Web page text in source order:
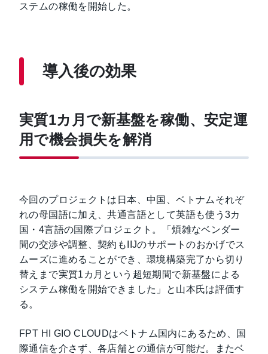
ステムの稼働を開始した。
導入後の効果
実質1カ月で新基盤を稼働、安定運
用で機会損失を解消
今回のプロジェクトは日本、中国、ベトナムそれぞ
れの母国語に加え、共通言語として英語も使う3カ
国・4言語の国際プロジェクト。「煩雑なベンダー
間の交渉や調整、契約もIIJのサポートのおかげでス
ムーズに進めることができ、環境構築完了から切り
替えまで実質1カ月という超短期間で新基盤による
システム稼働を開始できました」と山本氏は評価す
る。
FPT HI GIO CLOUDはベトナム国内にあるため、国
際通信を介さず、各店舗との通信が可能だ。またベ